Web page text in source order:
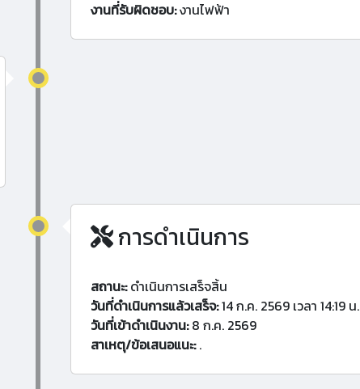
งานที่รับผิดชอบ:งานไฟฟ้า
การดำเนินการ
สถานะ:ดำเนินการเสร็จสิ้น
วันที่ดำเนินการแล้วเสร็จ:14 ก.ค. 2569 เวลา 14:19 น.
วันที่เข้าดำเนินงาน:8 ก.ค. 2569
สาเหตุ/ข้อเสนอแนะ:.